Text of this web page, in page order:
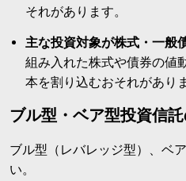
それがあります。
主な投資対象が株式・一般
組み入れた株式や債券の値
本を割り込むおそれがあり
ブル型・ベア型投資信
ブル型（レバレッジ型）、ベ
い。